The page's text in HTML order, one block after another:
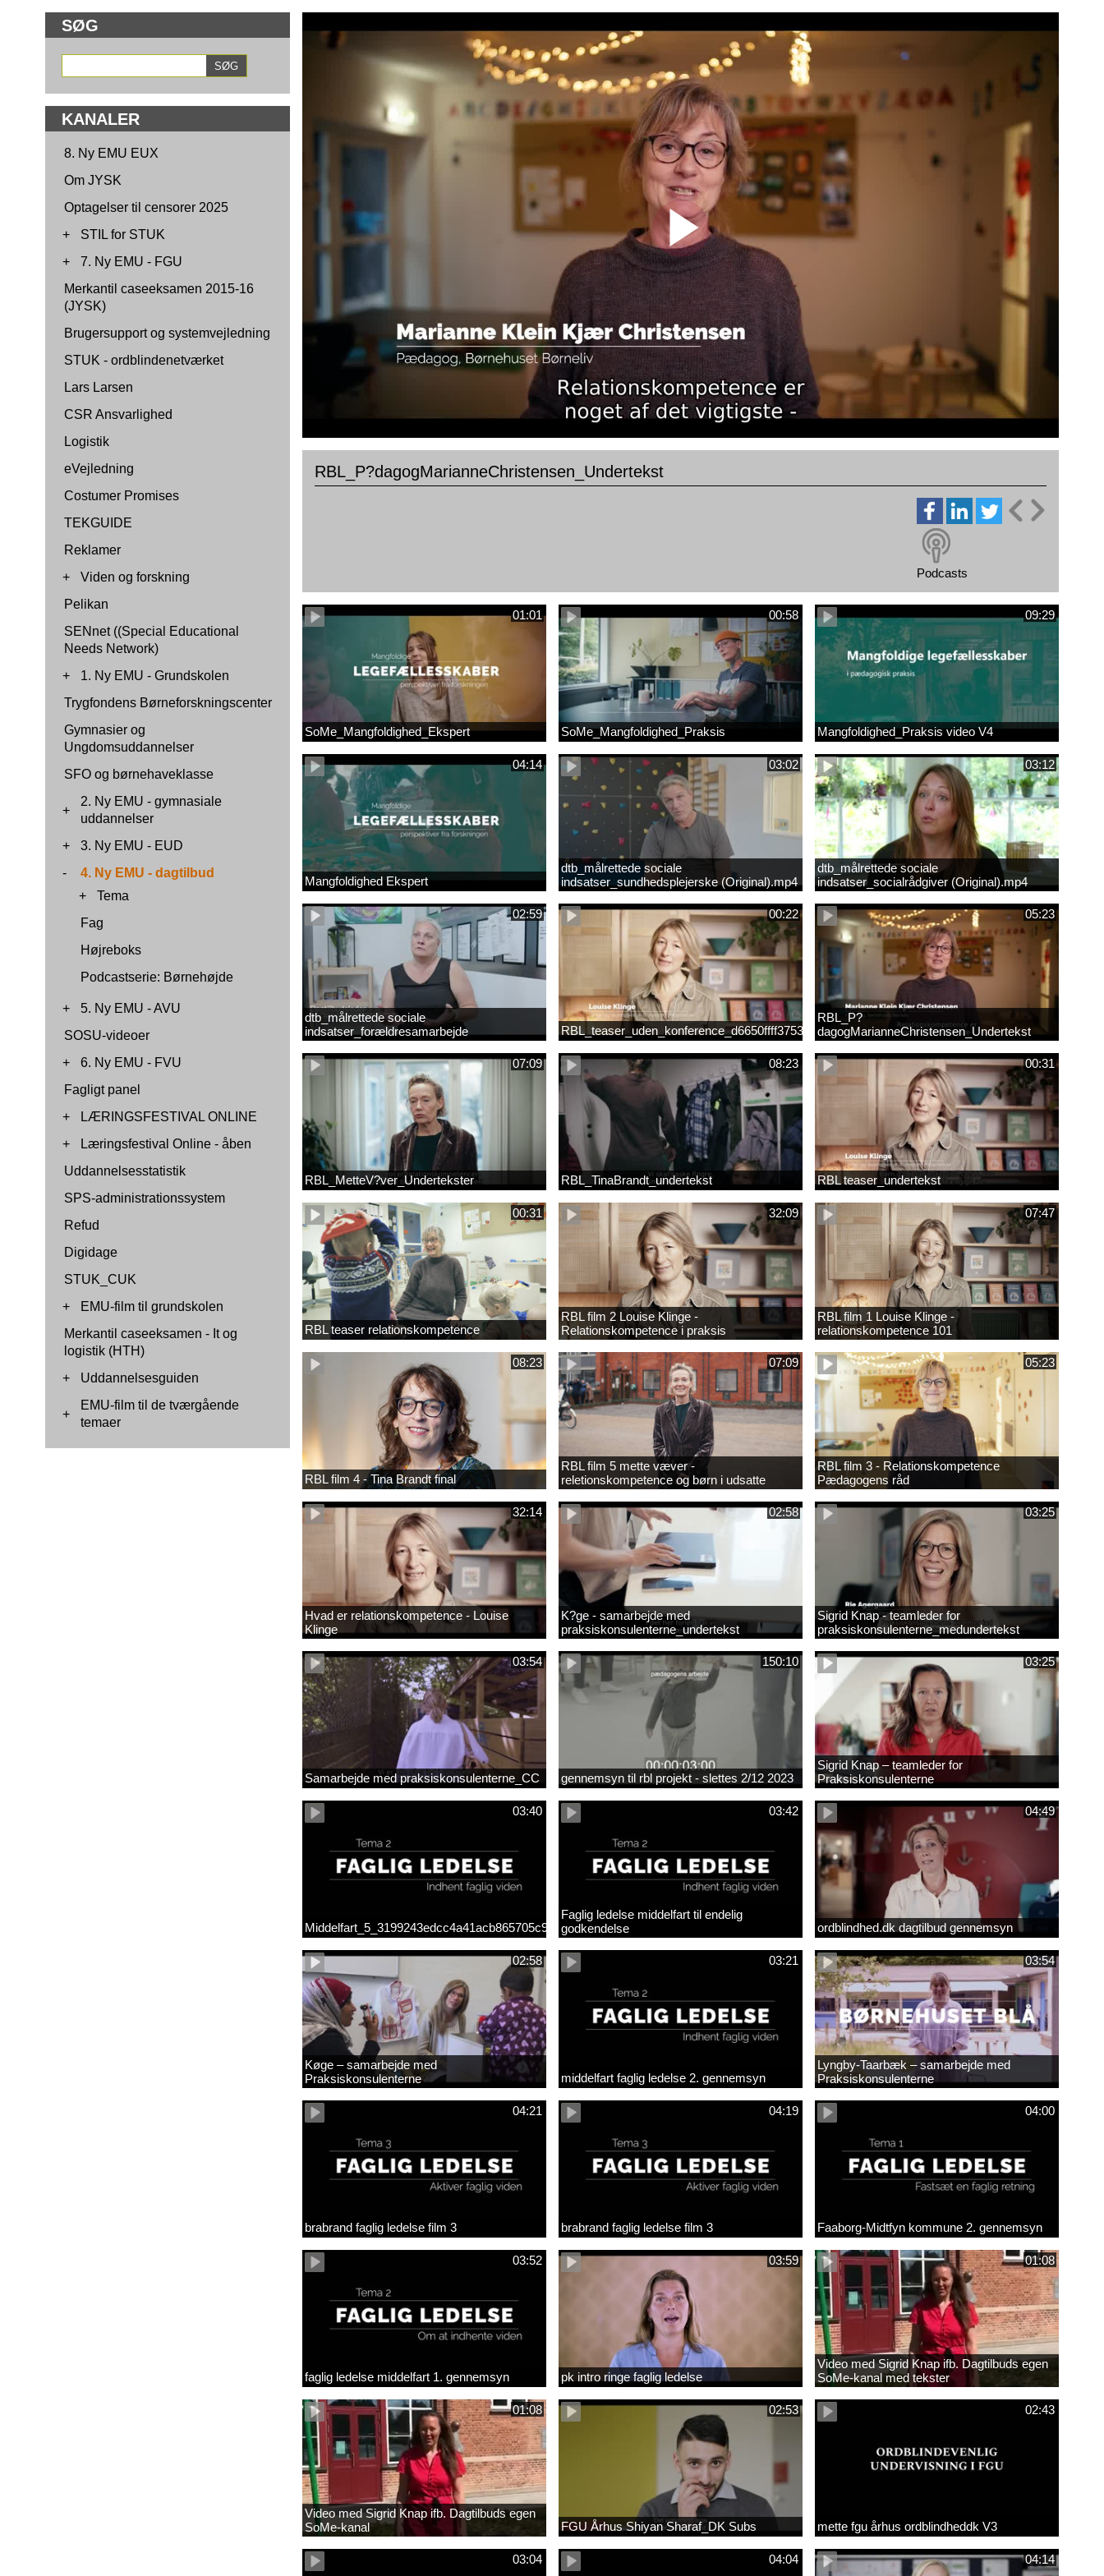
SØG
KANALER
8. Ny EMU EUX
Om JYSK
Optagelser til censorer 2025
+
STIL for STUK
+
7. Ny EMU - FGU
Merkantil caseeksamen 2015-16
(JYSK)
Brugersupport og systemvejledning
STUK - ordblindenetværket
Lars Larsen
CSR Ansvarlighed
Logistik
eVejledning
Costumer Promises
TEKGUIDE
Reklamer
+
Viden og forskning
Pelikan
SENnet ((Special Educational
Needs Network)
+
1. Ny EMU - Grundskolen
Trygfondens Børneforskningscenter
Gymnasier og
Ungdomsuddannelser
SFO og børnehaveklasse
+
2. Ny EMU - gymnasiale
uddannelser
+
3. Ny EMU - EUD
-
4. Ny EMU - dagtilbud
+
Tema
Fag
Højreboks
Podcastserie: Børnehøjde
+
5. Ny EMU - AVU
SOSU-videoer
+
6. Ny EMU - FVU
Fagligt panel
+
LÆRINGSFESTIVAL ONLINE
+
Læringsfestival Online - åben
Uddannelsesstatistik
SPS-administrationssystem
Refud
Digidage
STUK_CUK
+
EMU-film til grundskolen
Merkantil caseeksamen - It og
logistik (HTH)
+
Uddannelsesguiden
+
EMU-film til de tværgående
temaer
RBL_P?dagogMarianneChristensen_Undertekst
Podcasts
01:01
SoMe_Mangfoldighed_Ekspert
00:58
SoMe_Mangfoldighed_Praksis
09:29
Mangfoldighed_Praksis video V4
04:14
Mangfoldighed Ekspert
03:02
dtb_målrettede sociale
indsatser_sundhedsplejerske (Original).mp4
03:12
dtb_målrettede sociale
indsatser_socialrådgiver (Original).mp4
02:59
dtb_målrettede sociale
indsatser_forældresamarbejde
(Original).mp4
00:22
RBL_teaser_uden_konference_d6650ffff3753207c978e298d3eef04f.mp4
05:23
RBL_P?
dagogMarianneChristensen_Undertekst
07:09
RBL_MetteV?ver_Undertekster
08:23
RBL_TinaBrandt_undertekst
00:31
RBL teaser_undertekst
00:31
RBL teaser relationskompetence
32:09
RBL film 2 Louise Klinge -
Relationskompetence i praksis
07:47
RBL film 1 Louise Klinge -
relationskompetence 101
08:23
RBL film 4 - Tina Brandt final
07:09
RBL film 5 mette væver -
reletionskompetence og børn i udsatte
positioner
05:23
RBL film 3 - Relationskompetence
Pædagogens råd
32:14
Hvad er relationskompetence - Louise
Klinge
02:58
K?ge - samarbejde med
praksiskonsulenterne_undertekst
03:25
Sigrid Knap - teamleder for
praksiskonsulenterne_medundertekst
03:54
Samarbejde med praksiskonsulenterne_CC
150:10
gennemsyn til rbl projekt - slettes 2/12 2023
03:25
Sigrid Knap – teamleder for
Praksiskonsulenterne
03:40
Middelfart_5_3199243edcc4a41acb865705c927d015.mp4
03:42
Faglig ledelse middelfart til endelig
godkendelse
04:49
ordblindhed.dk dagtilbud gennemsyn
02:58
Køge – samarbejde med
Praksiskonsulenterne
03:21
middelfart faglig ledelse 2. gennemsyn
03:54
Lyngby-Taarbæk – samarbejde med
Praksiskonsulenterne
04:21
brabrand faglig ledelse film 3
04:19
brabrand faglig ledelse film 3
04:00
Faaborg-Midtfyn kommune 2. gennemsyn
03:52
faglig ledelse middelfart 1. gennemsyn
03:59
pk intro ringe faglig ledelse
01:08
Video med Sigrid Knap ifb. Dagtilbuds egen
SoMe-kanal med tekster
01:08
Video med Sigrid Knap ifb. Dagtilbuds egen
SoMe-kanal
02:53
FGU Århus Shiyan Sharaf_DK Subs
02:43
mette fgu århus ordblindheddk V3
03:04 04:04 04:14